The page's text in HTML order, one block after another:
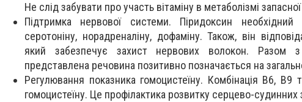
Не слід забувати про участь вітаміну в метаболізмі
Підтримка нервової системи. Піридоксин необхідний
серотоніну, норадреналіну, дофаміну. Також, він
який забезпечує захист нервових волокон. Разом
представлена речовина позитивно позначається на
Регулювання показника гомоцистеїну. Комбінація В6,
гомоцистеїну. Це профілактика розвитку серцево-судинних